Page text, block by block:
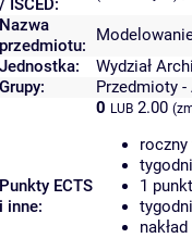
/ ISCED:
Nazwa
przedmiotu:
Jednostka:
Wydział
Grupy:
Przedmioty
Punkty ECTS
i inne:
0 LUB 2.00
1